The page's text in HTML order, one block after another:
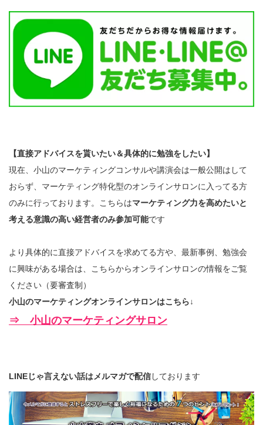
【直接アドバイスを貰いたい＆具体的に勉強をしたい】
現在、小山のマーケティングコンサルや講演会は一般公開はして
おらず、マーケティング特化型のオンラインサロンに入ってる方
のみに行っております。こちらはマーケティング力を高めたいと
考える意識の高い経営者のみ参加可能です
より具体的に直接アドバイスを求めてる方や、最新事例、勉強会
に興味がある場合は、こちらからオンラインサロンの情報をご覧
ください（要審査制）
小山のマーケティングオンラインサロンはこちら↓
⇒ 小山のマーケティングサロン
LINEじゃ言えない話はメルマガで配信しております